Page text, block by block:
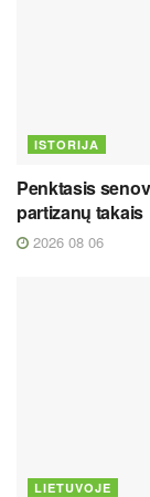
ISTORIJA
Penktasis
partizanų takais
2026 08 06
LIETUVOJE